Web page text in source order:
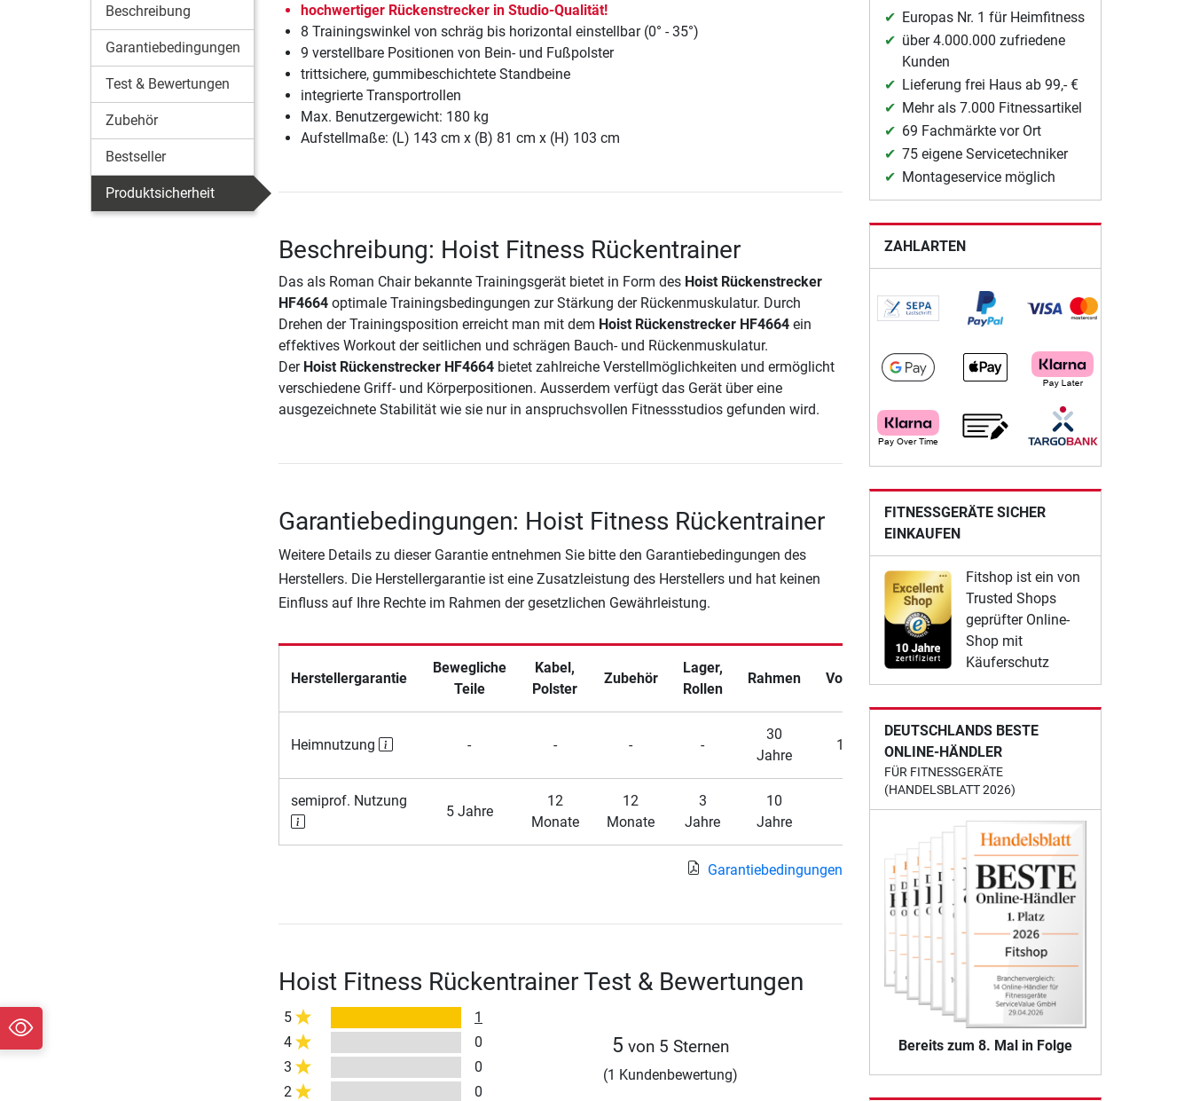
Beschreibung
Garantiebedingungen
Test & Bewertungen
Zubehör
Bestseller
Produktsicherheit
hochwertiger Rückenstrecker in Studio-Qualität!
8 Trainingswinkel von schräg bis horizontal einstellbar (0° - 35°)
9 verstellbare Positionen von Bein- und Fußpolster
trittsichere, gummibeschichtete Standbeine
integrierte Transportrollen
Max. Benutzergewicht: 180 kg
Aufstellmaße: (L) 143 cm x (B) 81 cm x (H) 103 cm
Beschreibung: Hoist Fitness Rückentrainer
Das als Roman Chair bekannte Trainingsgerät bietet in Form des Hoist Rückenstrecker
HF4664optimale Trainingsbedingungen zur Stärkung der Rückenmuskulatur. Durch
Drehen der Trainingsposition erreicht man mit dem Hoist Rückenstrecker HF4664ein
effektives Workout der seitlichen und schrägen Bauch- und Rückenmuskulatur.
Der Hoist Rückenstrecker HF4664bietet zahlreiche Verstellmöglichkeiten und ermöglicht
verschiedene Griff- und Körperpositionen. Ausserdem verfügt das Gerät über eine
ausgezeichnete Stabilität wie sie nur in anspruchsvollen Fitnessstudios gefunden wird.
Garantiebedingungen: Hoist Fitness Rückentrainer
Weitere Details zu dieser Garantie entnehmen Sie bitte den Garantiebedingungen des
Herstellers. Die Herstellergarantie ist eine Zusatzleistung des Herstellers und hat keinen
Einfluss auf Ihre Rechte im Rahmen der gesetzlichen Gewährleistung.
Herstellergarantie
Bewegliche
Teile
Kabel,
Polster
Zubehör
Lager,
Rollen
Rahmen Vollgarantie
Heimnutzung - - - -
30
Jahre
10 Jahre
semiprof. Nutzung
5 Jahre
12
Monate
12
Monate
3
Jahre
10
Jahre
Garantiebedingungen
Hoist Fitness Rückentrainer Test & Bewertungen
5
1
4
0
3
0
2
0
5 von 5 Sternen
(1 Kundenbewertung)
Europas Nr. 1 für Heimfitness
über 4.000.000 zufriedene
Kunden
Lieferung frei Haus ab 99,- €
Mehr als 7.000 Fitnessartikel
69 Fachmärkte vor Ort
75 eigene Servicetechniker
Montageservice möglich
ZAHLARTEN
FITNESSGERÄTE SICHER
EINKAUFEN
Fitshop ist ein von
Trusted Shops
geprüfter Online-
Shop mit
Käuferschutz
DEUTSCHLANDS BESTE
ONLINE-HÄNDLER
FÜR FITNESSGERÄTE
(HANDELSBLATT 2026)
Bereits zum 8. Mal in Folge